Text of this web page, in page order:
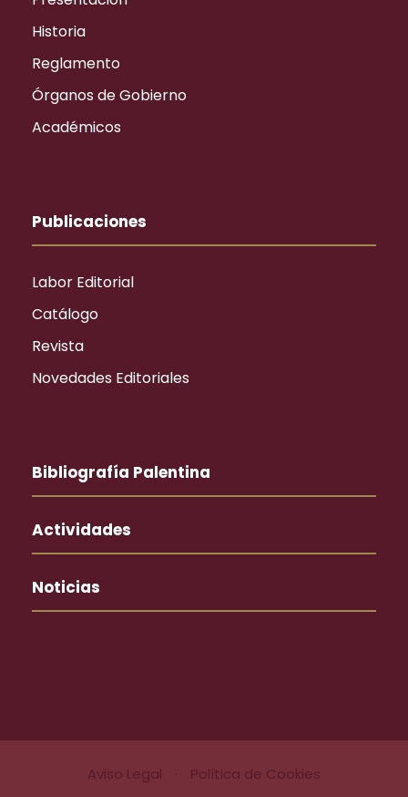
Historia
Reglamento
Órganos de Gobierno
Académicos
Publicaciones
Labor Editorial
Catálogo
Revista
Novedades Editoriales
Bibliografía Palentina
Actividades
Noticias
Aviso Legal · Política de Cookies